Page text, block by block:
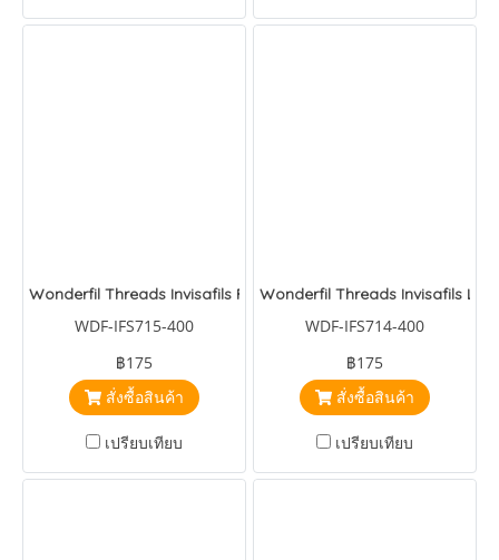
Wonderfil Threads Invisafils Perfectly Pink
WDF-IFS715-400
฿175
สั่งซื้อสินค้า
เปรียบเทียบ
Wonderfil Threads Invisafils Lilac
WDF-IFS714-400
฿175
สั่งซื้อสินค้า
เปรียบเทียบ